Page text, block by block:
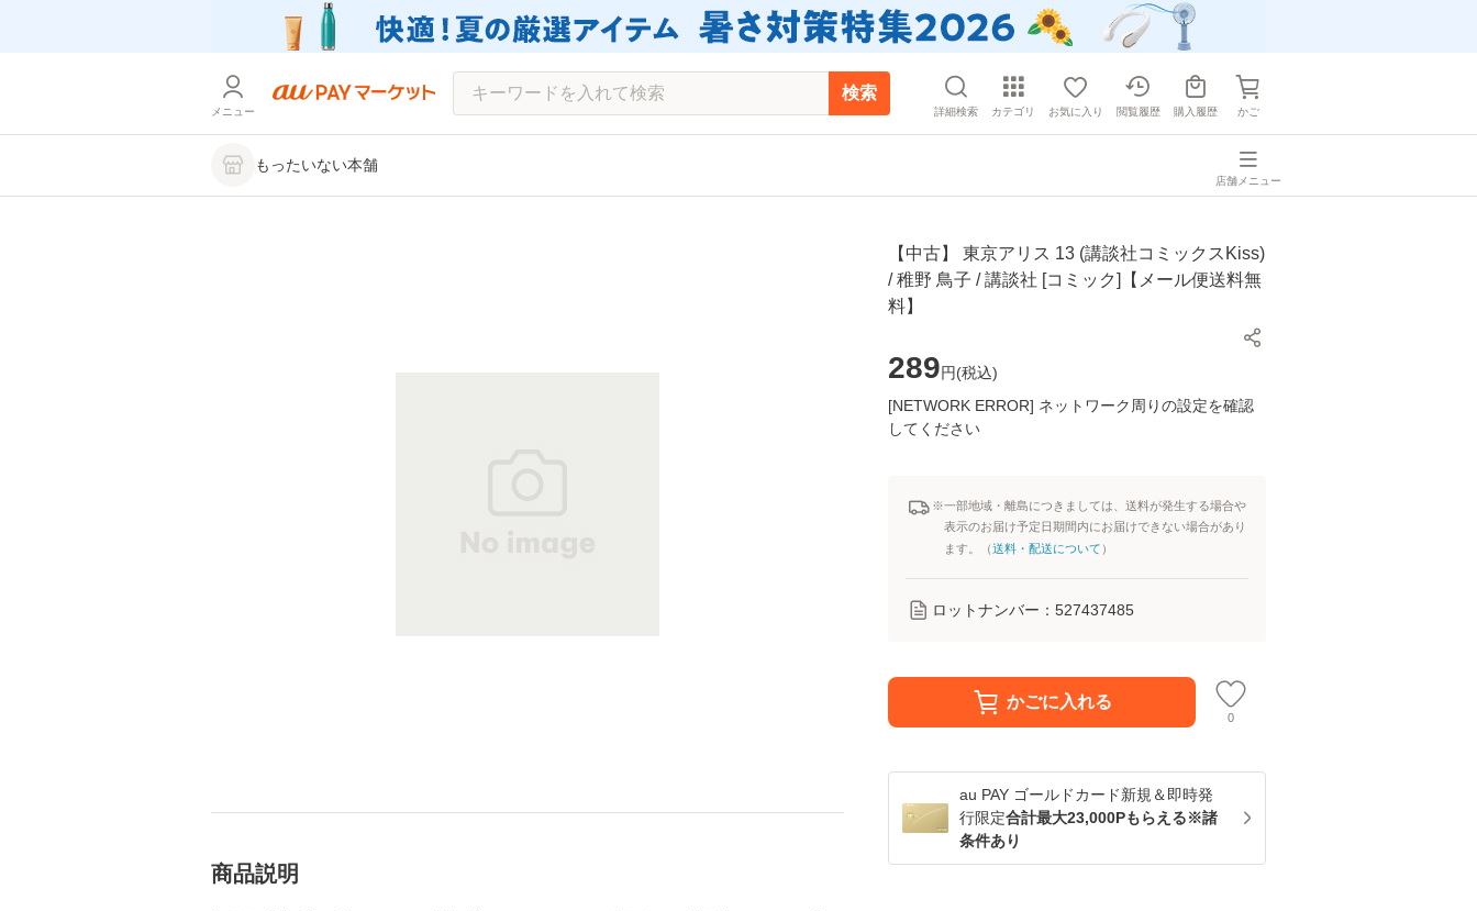
メニュー
検索
詳細検索 カテゴリ お気に入り 閲覧履歴 購入履歴 かご
もったいない本舗
店舗メニュー
【中古】 東京アリス 13 (講談社コミックスKiss)
/ 稚野 鳥子 / 講談社 [コミック]【メール便送料無
料】
289円(税込)
[NETWORK ERROR] ネットワーク周りの設定を確認
してください
※一部地域・離島につきましては、送料が発生する場合や
表示のお届け予定日期間内にお届けできない場合があり
ます。（送料・配送について ）
ロットナンバー： 527437485
かごに入れる
0
au PAY ゴールドカード新規＆即時発
行限定合計最大23,000Pもらえる※諸
条件あり
商品説明